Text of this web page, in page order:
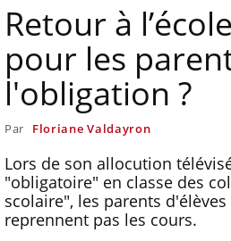
Retour à
pour les
l'obligation ?
Par Floriane Valdayron
Lors de son allocution
"obligatoire" en classe des
scolaire", les parents
reprennent pas les cours.